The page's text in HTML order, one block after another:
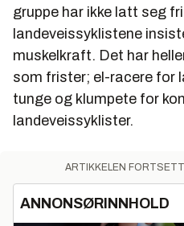
gruppe har ikke latt seg
landeveissyklistene
muskelkraft. Det har
som frister; el-racere for
tunge og klumpete for
landeveissyklister.
ARTIKKELEN
ANNONSØRINNHOLD